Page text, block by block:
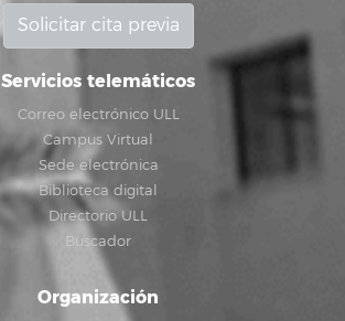
Solicitar cita previa
Servicios telemáticos
Correo electrónico ULL
Campus Virtual
Sede electrónica
Biblioteca digital
Directorio ULL
Buscador
Organización